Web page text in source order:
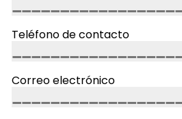
Teléfono de contacto
Correo electrónico